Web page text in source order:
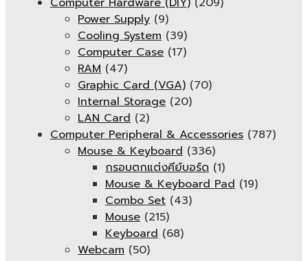
Power Supply (9)
Cooling System (39)
Computer Case (17)
RAM (47)
Graphic Card (VGA) (70)
Internal Storage (20)
LAN Card (2)
Computer Peripheral & Accessories (787)
Mouse & Keyboard (336)
กรอบตกแต่งคีย์บอร์ด (1)
Mouse & Keyboard Pad (19)
Combo Set (43)
Mouse (215)
Keyboard (68)
Webcam (50)